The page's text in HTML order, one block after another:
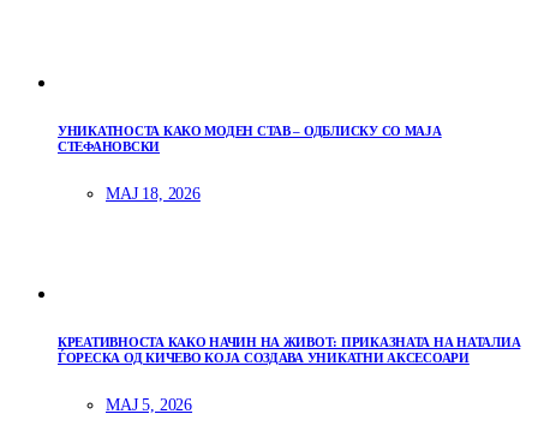
УНИКАТНОСТА КАКО МОДЕН СТАВ – ОДБЛИСКУ СО МАЈА
СТЕФАНОВСКИ
МАЈ 18, 2026
КРЕАТИВНОСТА КАКО НАЧИН НА ЖИВОТ: ПРИКАЗНАТА НА НАТАЛИА
ЃОРЕСКА ОД КИЧЕВО КОЈА СОЗДАВА УНИКАТНИ АКСЕСОАРИ
МАЈ 5, 2026